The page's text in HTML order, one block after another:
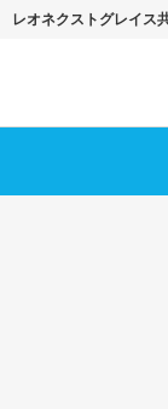
レオネクストグレイス